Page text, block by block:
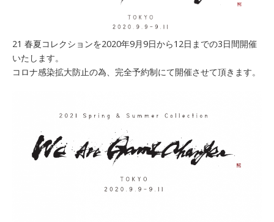
21 春夏コレクションを2020年9月9日から12日までの3日間開催
いたします。
コロナ感染拡大防止の為、完全予約制にて開催させて頂きます。